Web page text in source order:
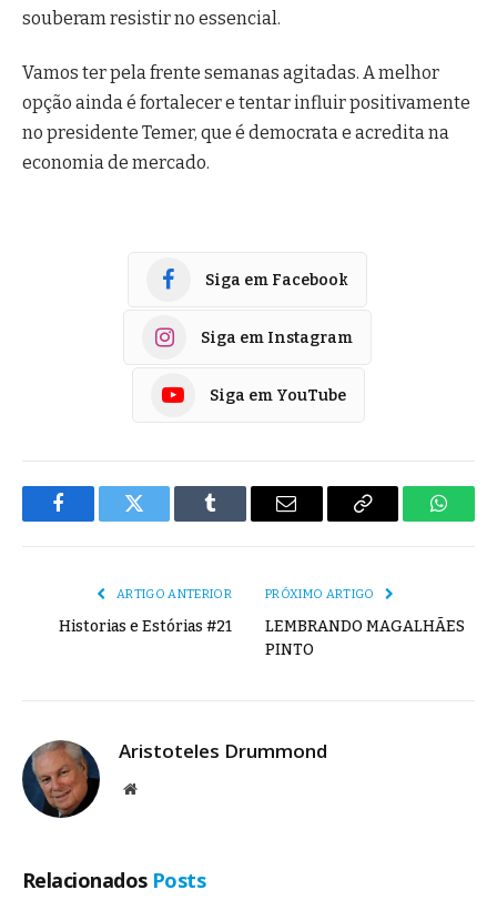
souberam resistir no essencial.
Vamos ter pela frente semanas agitadas. A melhor
opção ainda é fortalecer e tentar influir positivamente
no presidente Temer, que é democrata e acredita na
economia de mercado.
Siga em Facebook
Siga em Instagram
Siga em YouTube
FacebookTwitter Tumblr
E-
Copiar
ARTIGO ANTERIOR
Historias e Estórias #21
PRÓXIMO ARTIGO
LEMBRANDO MAGALHÃES
PINTO
Aristoteles Drummond
Site
Relacionados Posts